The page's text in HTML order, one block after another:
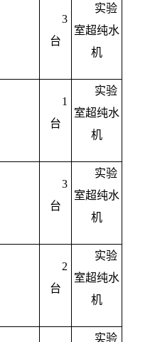
3
台
实验
室超纯水
机
1
台
实验
室超纯水
机
3
台
实验
室超纯水
机
2
台
实验
室超纯水
机
实验